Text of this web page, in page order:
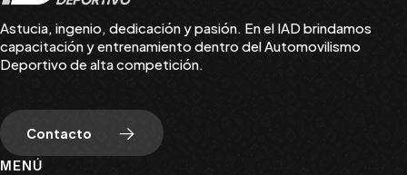
Astucia, ingenio, dedicación y pasión. En el IAD brindamos
capacitación y entrenamiento dentro del Automovilismo
Deportivo de alta competición.
Contacto
MENÚ